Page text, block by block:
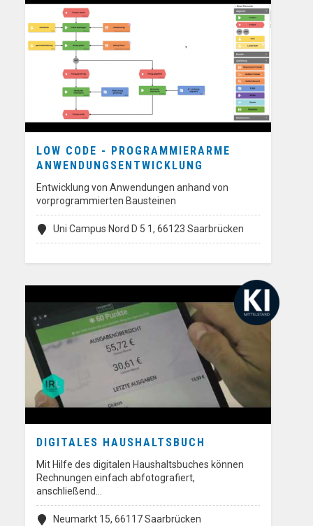
LOW CODE - PROGRAMMIERARME
ANWENDUNGSENTWICKLUNG
Entwicklung von Anwendungen anhand von
vorprogrammierten Bausteinen
Uni Campus Nord D 5 1, 66123 Saarbrücken
DIGITALES HAUSHALTSBUCH
Mit Hilfe des digitalen Haushaltsbuches können
Rechnungen einfach abfotografiert,
anschließend…
Neumarkt 15, 66117 Saarbrücken